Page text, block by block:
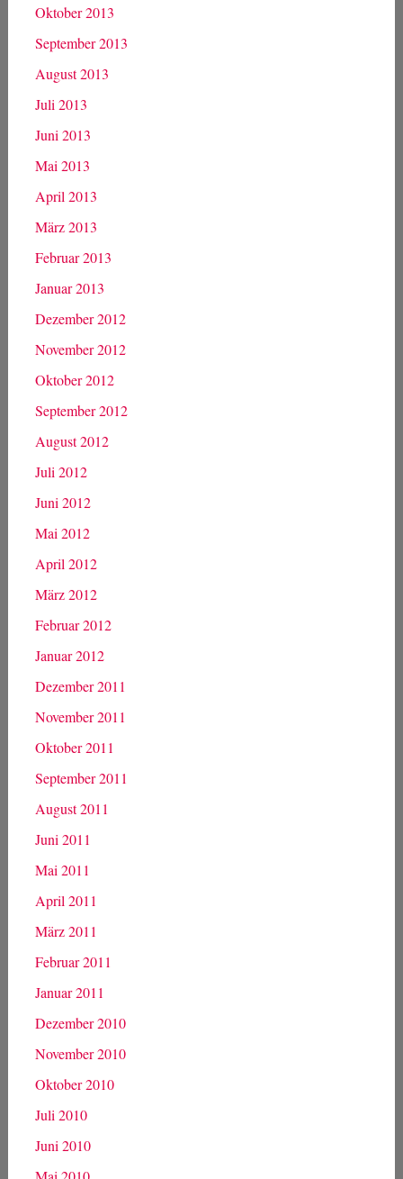
Mai 2014
April 2014
März 2014
Februar 2014
Januar 2014
Dezember 2013
November 2013
Oktober 2013
September 2013
August 2013
Juli 2013
Juni 2013
Mai 2013
April 2013
März 2013
Februar 2013
Januar 2013
Dezember 2012
November 2012
Oktober 2012
September 2012
August 2012
Juli 2012
Juni 2012
Mai 2012
April 2012
März 2012
Februar 2012
Januar 2012
Dezember 2011
November 2011
Oktober 2011
September 2011
August 2011
Juni 2011
Mai 2011
April 2011
März 2011